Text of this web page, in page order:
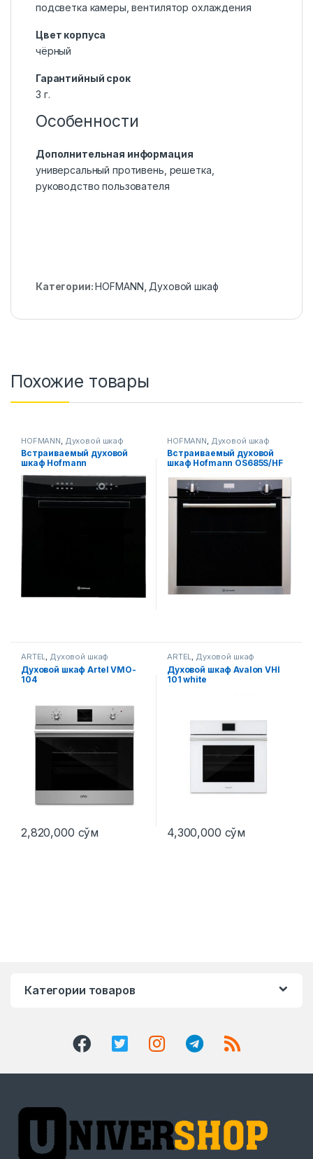
подсветка камеры, вентилятор охлаждения
Цвет корпуса
чёрный
Гарантийный срок
3 г.
Особенности
Дополнительная информация
универсальный противень, решетка,
руководство пользователя
Категории:HOFMANN Духовой шкаф
Похожие товары
HOFMANN Духовой шкаф
Встраиваемый духовой
шкаф Hofmann
OV615BGS/HF
HOFMANN Духовой шкаф
Встраиваемый духовой
шкаф Hofmann OS685S/HF
ARTEL, Духовой шкаф
Духовой шкаф Artel VMO-
104
2,820,000 сўм
ARTEL, Духовой шкаф
Духовой шкаф Avalon VHI
101 white
4,300,000 сўм
Категории товаров